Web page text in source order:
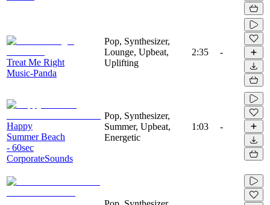
Treat Me Right
Music-Panda
Pop, Synthesizer,
Lounge, Upbeat,
Uplifting
2:35 -
Happy
Summer Beach
- 60sec
CorporateSounds
Pop, Synthesizer,
Summer, Upbeat,
Energetic
1:03 -